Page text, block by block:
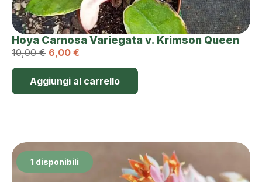
Hoya Carnosa Variegata v. Krimson Queen
10,00€ 6,00 €
Aggiungi al carrello
1 disponibili